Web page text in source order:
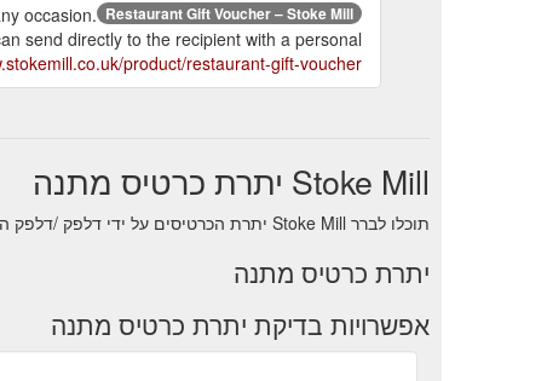
Restaurant Gift Voucher – Stoke Mill
occasion.
send directly to the recipient with a personal
product/restaurant-gift-voucher/
Stoke Mill יתרת כרטיס מתנה
תוכלו לברר Stoke Mill יתרת הכרטיסים על ידי דלפק /דלפק התמיכה של חנות בדיקת איזון טלפון, .
יתרת כרטיס מתנה
אפשרויות בדיקת יתרת כרטיס מתנה